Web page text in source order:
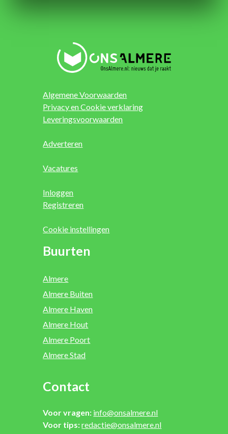
Algemene Voorwaarden
Privacy en Cookie verklaring
Leveringsvoorwaarden
Adverteren
Vacatures
Inloggen
Registreren
Cookie instellingen
Buurten
Almere
Almere Buiten
Almere Haven
Almere Hout
Almere Poort
Almere Stad
Contact
Voor vragen: info@onsalmere.nl
Voor tips:redactie@onsalmere.nl